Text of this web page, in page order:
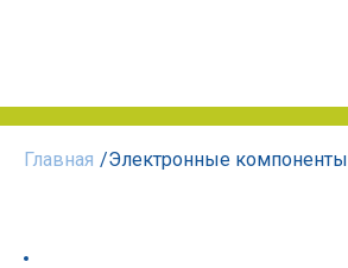
Главная /Электронные компоненты